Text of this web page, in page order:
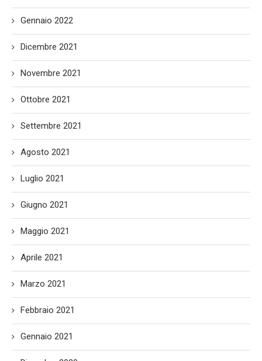
Gennaio 2022
Dicembre 2021
Novembre 2021
Ottobre 2021
Settembre 2021
Agosto 2021
Luglio 2021
Giugno 2021
Maggio 2021
Aprile 2021
Marzo 2021
Febbraio 2021
Gennaio 2021